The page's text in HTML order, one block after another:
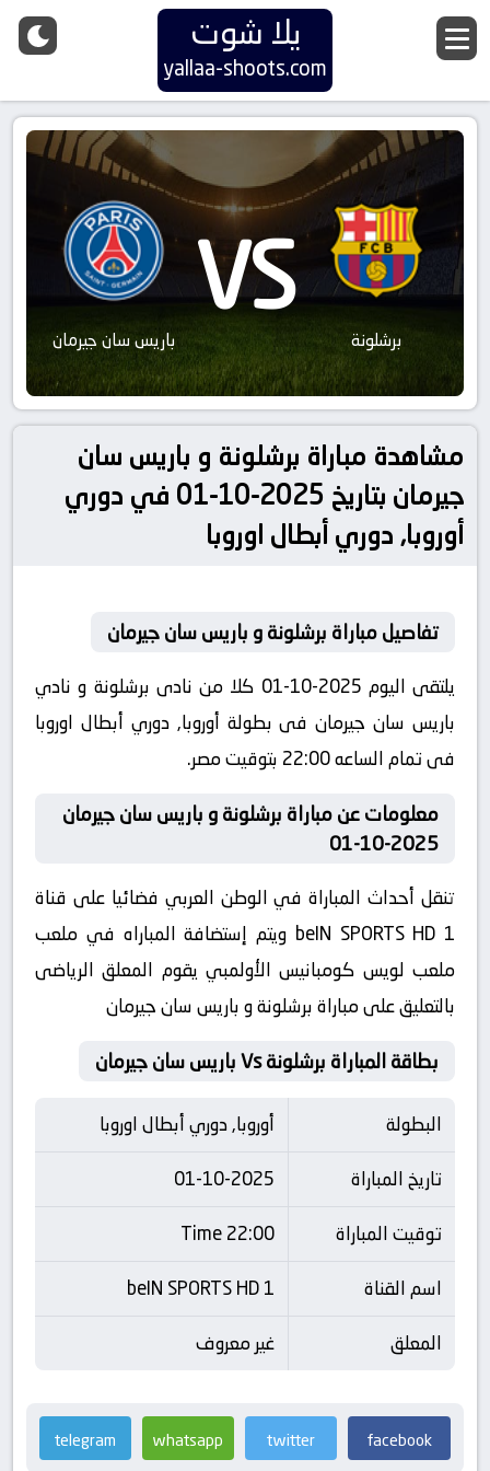
يلا شوت
yallaa-shoots.com
برشلونة VS باريس سان جيرمان
مشاهدة مباراة برشلونة و باريس سان
جيرمان بتاريخ 2025-10-01 في دوري
أوروبا, دوري أبطال اوروبا
تفاصيل مباراة برشلونة و باريس سان جيرمان
يلتقى اليوم 2025-10-01 كلا من نادى برشلونة و نادي
باريس سان جيرمان فى بطولة أوروبا, دوري أبطال اوروبا
فى تمام الساعه 22:00 بتوقيت مصر.
معلومات عن مباراة برشلونة و باريس سان جيرمان
2025-10-01
تنقل أحداث المباراة في الوطن العربي فضائيا على قناة
beIN SPORTS HD 1 ويتم إستضافة المباراه في ملعب
ملعب لويس كومبانيس الأولمبي يقوم المعلق الرياضى
بالتعليق على مباراة برشلونة و باريس سان جيرمان
بطاقة المباراة برشلونة Vs باريس سان جيرمان
البطولة
أوروبا, دوري أبطال اوروبا
تاريخ المباراة
01-10-2025
توقيت المباراة
22:00 Time
اسم القناة
beIN SPORTS HD 1
المعلق
غير معروف
facebook
twitter
whatsapp
telegram